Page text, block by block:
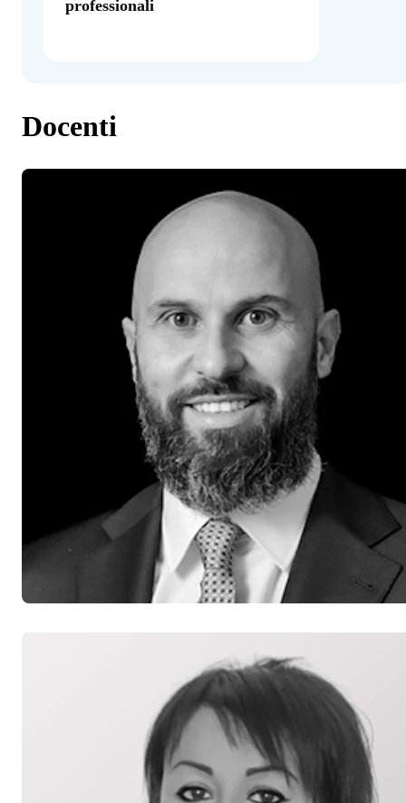
professionali
Docenti